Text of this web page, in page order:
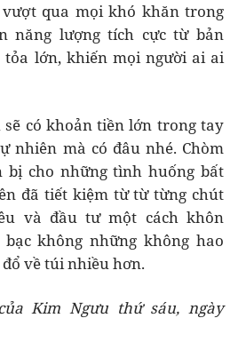
qua mọi khó khăn trong
năng lượng tích cực từ bản
tỏa lớn, khiến mọi người ai ai
sẽ có khoản tiền lớn trong tay
nhiên mà có đâu nhé. Chòm
bị cho những tình huống bất
đã tiết kiệm từ từ từng chút
và đầu tư một cách khôn
không những không hao
về túi nhiều hơn.
Kim Ngưu thứ sáu, ngày